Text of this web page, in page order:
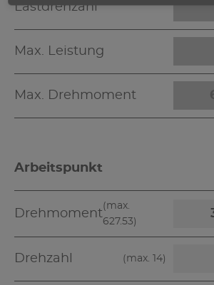
Lastdrehzahl
Max. Leistung
Max. Drehmoment
Arbeitspunkt
Drehmoment
(max.
627.53)
Drehzahl (max. 14)